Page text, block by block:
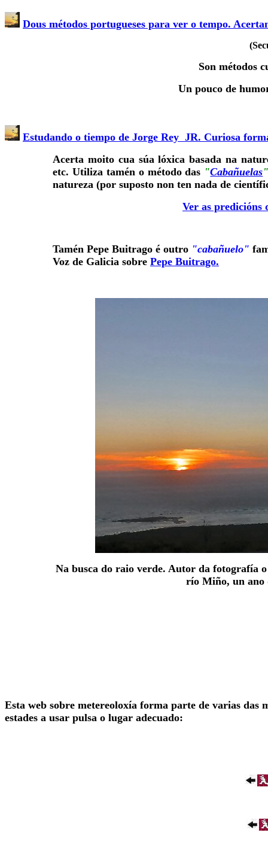
Dous métodos portugueses para ver o tempo.
Son métodos
Un pouco de
Estudando o tiempo de Jorge Rey JR. Curiosa
Acerta moito cua súa lóxica basada na
etc. Utiliza tamén o método das "Cabañuelas
natureza (por suposto non ten nada de
Ver as predicións
Tamén Pepe Buitrago é outro "cabañuelo"
Voz de Galicia sobre Pepe Buitrago.
Na busca do raio verde. Autor da fotografía o
río Miño, un ano
Esta web sobre metereoloxía forma parte de varias das
estades a usar pulsa o lugar adecuado: